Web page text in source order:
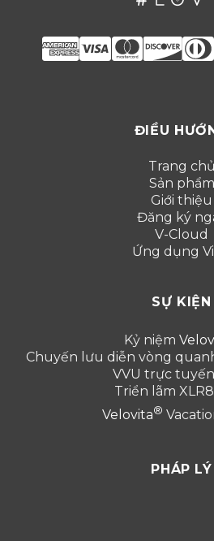
ĐIỀU
Trang chủ
Sản phẩm
Giới thiệu
Đăng ký
V-Cloud
Ứng dụng
SỰ KIỆN
Kỷ niệm
Chuyến lưu diễn vòng
VVU trực
Triển lãm
Velovita
Thổ Nhĩ Kỳ
PHÁP LÝ